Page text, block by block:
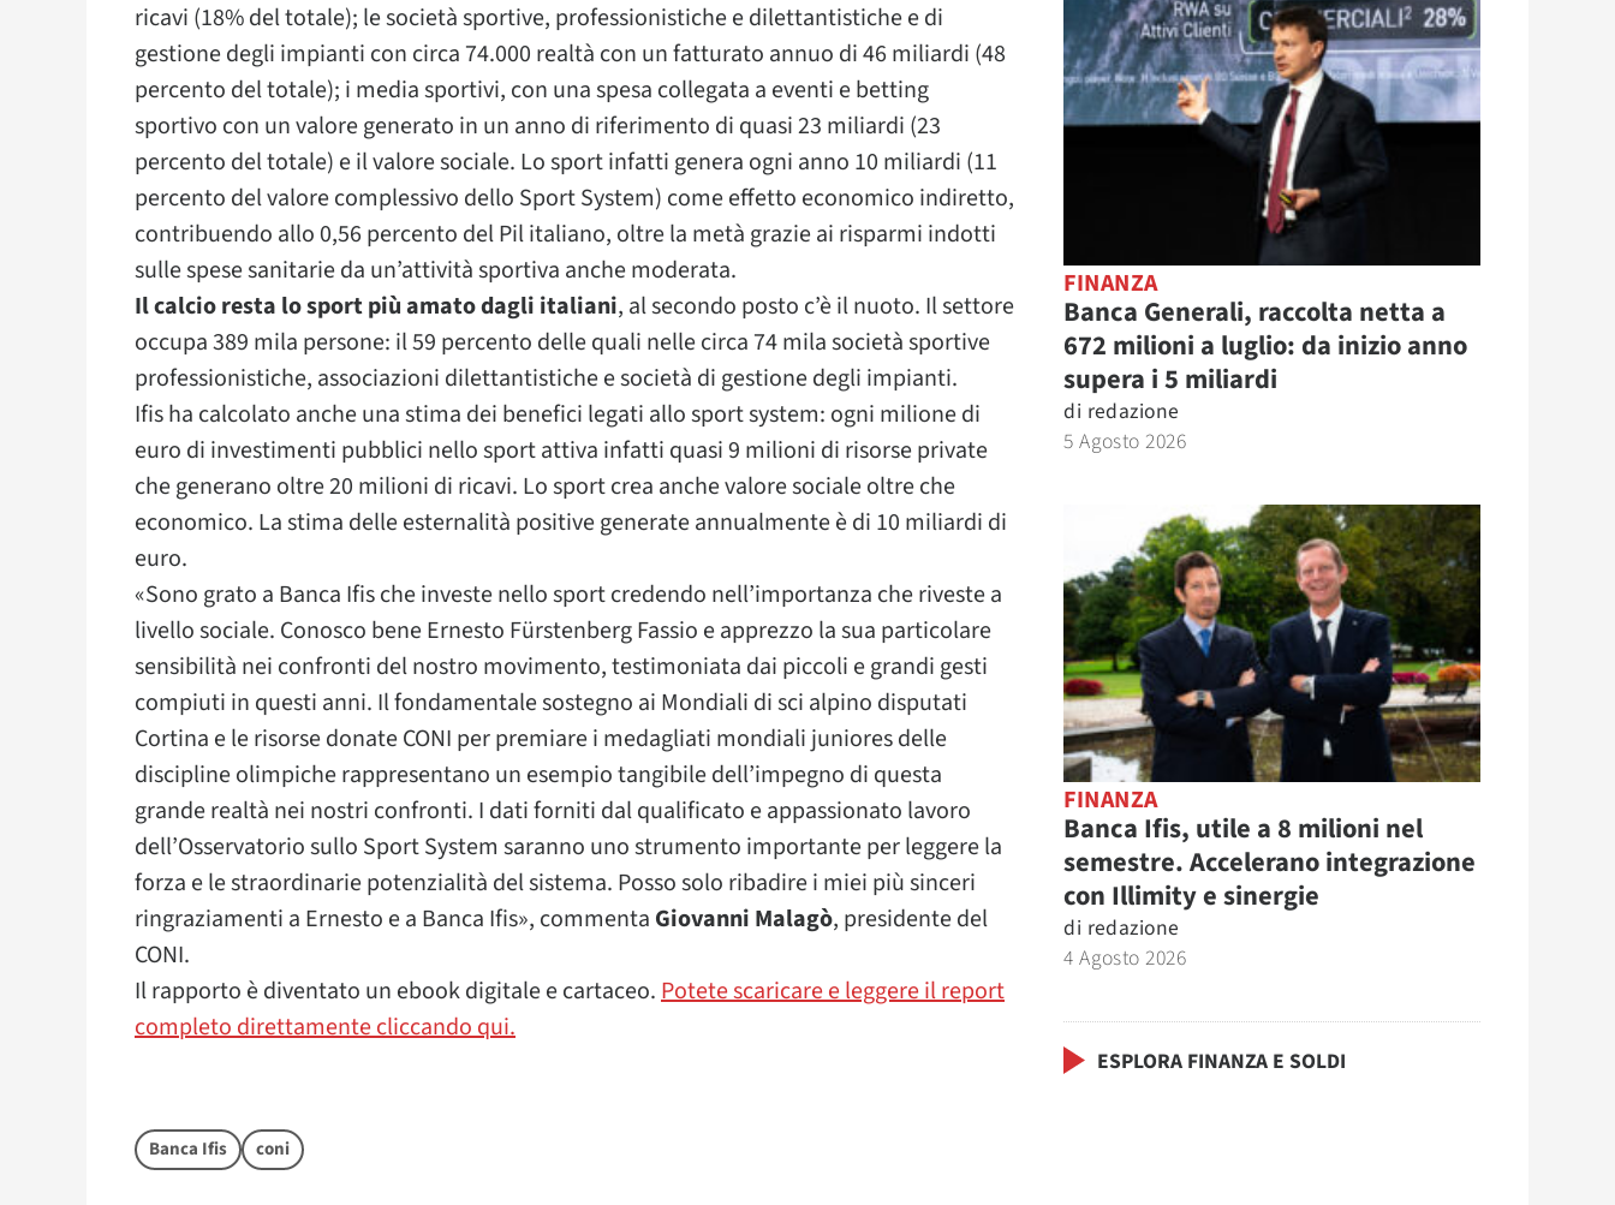
ricavi (18% del totale); le società sportive, professionistiche e dilettantistiche e di
gestione degli impianti con circa 74.000 realtà con un fatturato annuo di 46 miliardi (48
percento del totale); i media sportivi, con una spesa collegata a eventi e betting
sportivo con un valore generato in un anno di riferimento di quasi 23 miliardi (23
percento del totale) e il valore sociale. Lo sport infatti genera ogni anno 10 miliardi (11
percento del valore complessivo dello Sport System) come effetto economico indiretto,
contribuendo allo 0,56 percento del Pil italiano, oltre la metà grazie ai risparmi indotti
sulle spese sanitarie da un’attività sportiva anche moderata.
Il calcio resta lo sport più amato dagli italiani, al secondo posto c’è il nuoto. Il settore
occupa 389 mila persone: il 59 percento delle quali nelle circa 74 mila società sportive
professionistiche, associazioni dilettantistiche e società di gestione degli impianti.
Ifis ha calcolato anche una stima dei benefici legati allo sport system: ogni milione di
euro di investimenti pubblici nello sport attiva infatti quasi 9 milioni di risorse private
che generano oltre 20 milioni di ricavi. Lo sport crea anche valore sociale oltre che
economico. La stima delle esternalità positive generate annualmente è di 10 miliardi di
euro.
«Sono grato a Banca Ifis che investe nello sport credendo nell’importanza che riveste a
livello sociale. Conosco bene Ernesto Fürstenberg Fassio e apprezzo la sua particolare
sensibilità nei confronti del nostro movimento, testimoniata dai piccoli e grandi gesti
compiuti in questi anni. Il fondamentale sostegno ai Mondiali di sci alpino disputati
Cortina e le risorse donate CONI per premiare i medagliati mondiali juniores delle
discipline olimpiche rappresentano un esempio tangibile dell’impegno di questa
grande realtà nei nostri confronti. I dati forniti dal qualificato e appassionato lavoro
dell’Osservatorio sullo Sport System saranno uno strumento importante per leggere la
forza e le straordinarie potenzialità del sistema. Posso solo ribadire i miei più sinceri
ringraziamenti a Ernesto e a Banca Ifis», commenta Giovanni Malagò, presidente del
CONI.
Il rapporto è diventato un ebook digitale e cartaceo.Potete scaricare e leggere il report
completo direttamente cliccando qui.
Banca Ifis coni
FINANZA
Banca Generali, raccolta netta a
672 milioni a luglio: da inizio anno
supera i 5 miliardi
di redazione
5 Agosto 2026
FINANZA
Banca Ifis, utile a 8 milioni nel
semestre. Accelerano integrazione
con Illimity e sinergie
di redazione
4 Agosto 2026
ESPLORA FINANZA E SOLDI